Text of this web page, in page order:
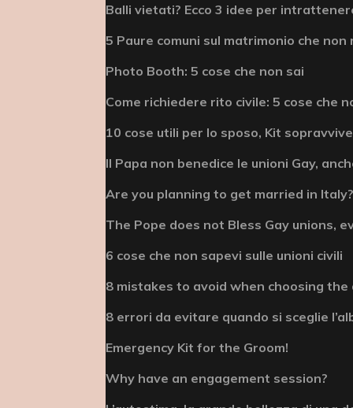
Balli vietati? Ecco 3 idee per
5 Paure comuni sul matrimonio che
Photo Booth: 5 cose che non sai
Come richiedere rito civile: 5 cose che
10 cose utili per lo sposo, Kit
Il Papa non benedice le unioni Gay,
Are you planning to get married in
The Pope does not Bless Gay unions,
6 cose che non sapevi sulle unioni civili
8 mistakes to avoid when choosing the
8 errori da evitare quando si sceglie
Emergency Kit for the Groom!
Why have an engagement session?